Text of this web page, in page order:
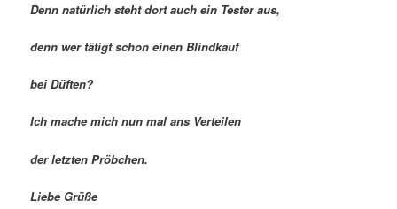
Denn natürlich steht dort auch ein Tester aus,
denn wer tätigt schon einen Blindkauf
bei Düften?
Ich mache mich nun mal ans Verteilen
der letzten Pröbchen.
Liebe Grüße